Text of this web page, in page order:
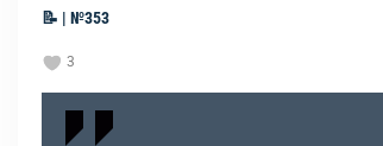
📝 | №353
3